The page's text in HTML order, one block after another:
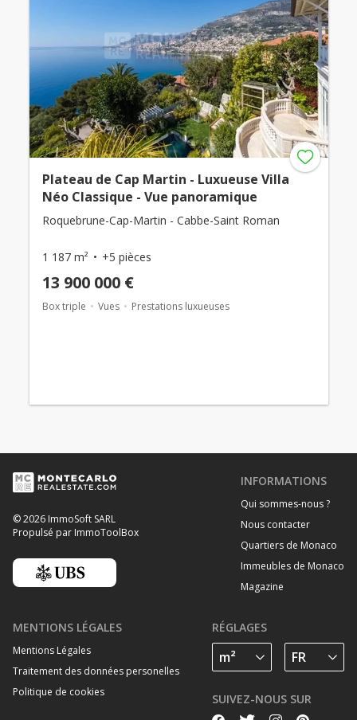
Plateau de Cap Martin - Luxueuse Villa
Néo Classique - Vue panoramique
Roquebrune-Cap-Martin - Cabbe-Saint Roman
1 187 m² +5 pièces
13 900 000 €
Box triple Vues Prestations luxueuses
© 2026 ImmoSoft SARL
Propulsé par ImmoToolBox
INFORMATIONS
Qui sommes-nous ?
Nous contacter
Quartiers de Monaco
Immeubles de Monaco
Magazine
MENTIONS LÉGALES
Mentions Légales
Traitement des données personelles
Politique de cookies
RÉGLAGES
SUIVEZ-NOUS SUR